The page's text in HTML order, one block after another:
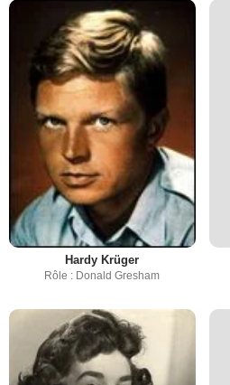
Hardy Krüger
Rôle : Donald Gresham